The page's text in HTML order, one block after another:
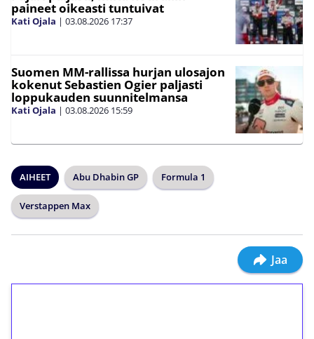
paineet oikeasti tuntuivat
Kati Ojala | 03.08.2026 17:37
Suomen MM-rallissa hurjan ulosajon
kokenut Sebastien Ogier paljasti
loppukauden suunnitelmansa
Kati Ojala | 03.08.2026 15:59
AIHEET Abu Dhabin GP Formula 1
Verstappen Max
Jaa